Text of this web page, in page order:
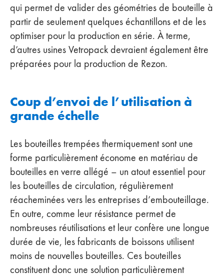
qui permet de valider des géométries de bouteille à
partir de seulement quelques échantillons et de les
optimiser pour la production en série. À terme,
d’autres usines Vetropack devraient également être
préparées pour la production de Rezon.
Coup d’envoi de l’utilisation à
grande échelle
Les bouteilles trempées thermiquement sont une
forme particulièrement économe en matériau de
bouteilles en verre allégé – un atout essentiel pour
les bouteilles de circulation, régulièrement
réacheminées vers les entreprises d’embouteillage.
En outre, comme leur résistance permet de
nombreuses réutilisations et leur confère une longue
durée de vie, les fabricants de boissons utilisent
moins de nouvelles bouteilles. Ces bouteilles
constituent donc une solution particulièrement